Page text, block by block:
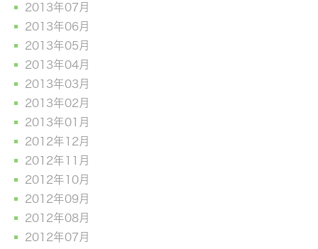
2013年07月
2013年06月
2013年05月
2013年04月
2013年03月
2013年02月
2013年01月
2012年12月
2012年11月
2012年10月
2012年09月
2012年08月
2012年07月